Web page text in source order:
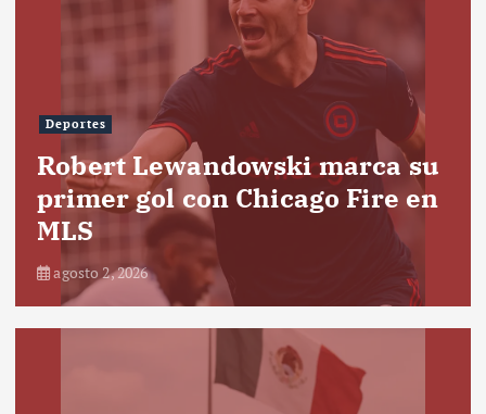
Deportes
Robert Lewandowski marca su
primer gol con Chicago Fire en
MLS
agosto 2, 2026